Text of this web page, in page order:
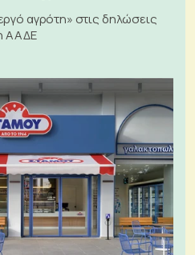
αγρότη» στις δηλώσεις
ΑΑΔΕ